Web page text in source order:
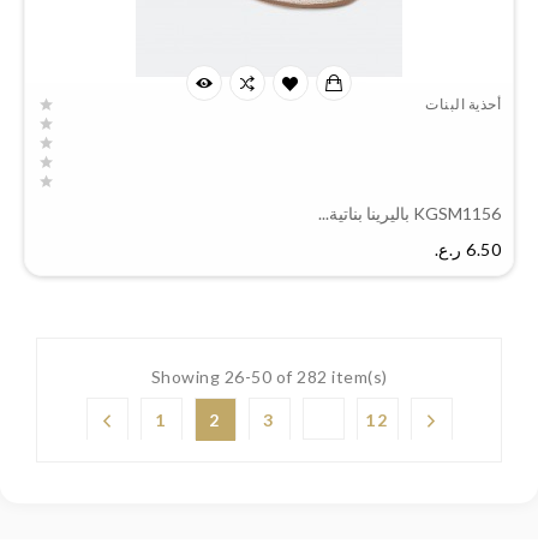
أحذية البنات
KGSM1156 باليرينا بناتية...
6.50 ر.ع.‏
Showing 26-50 of 282 item(s)
1 2 3 12